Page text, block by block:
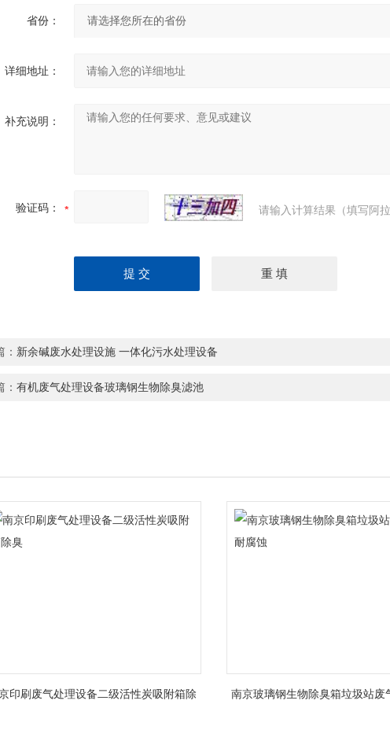
省份：
详细地址：
补充说明：
验证码： 请输入计算结果（填写阿
： 新余碱废水处理设施 一体化污水处理设备
：有机废气处理设备玻璃钢生物除臭滤池
印刷废气处理设备二级活性炭吸附箱除
南京玻璃钢生物除臭箱垃圾站废